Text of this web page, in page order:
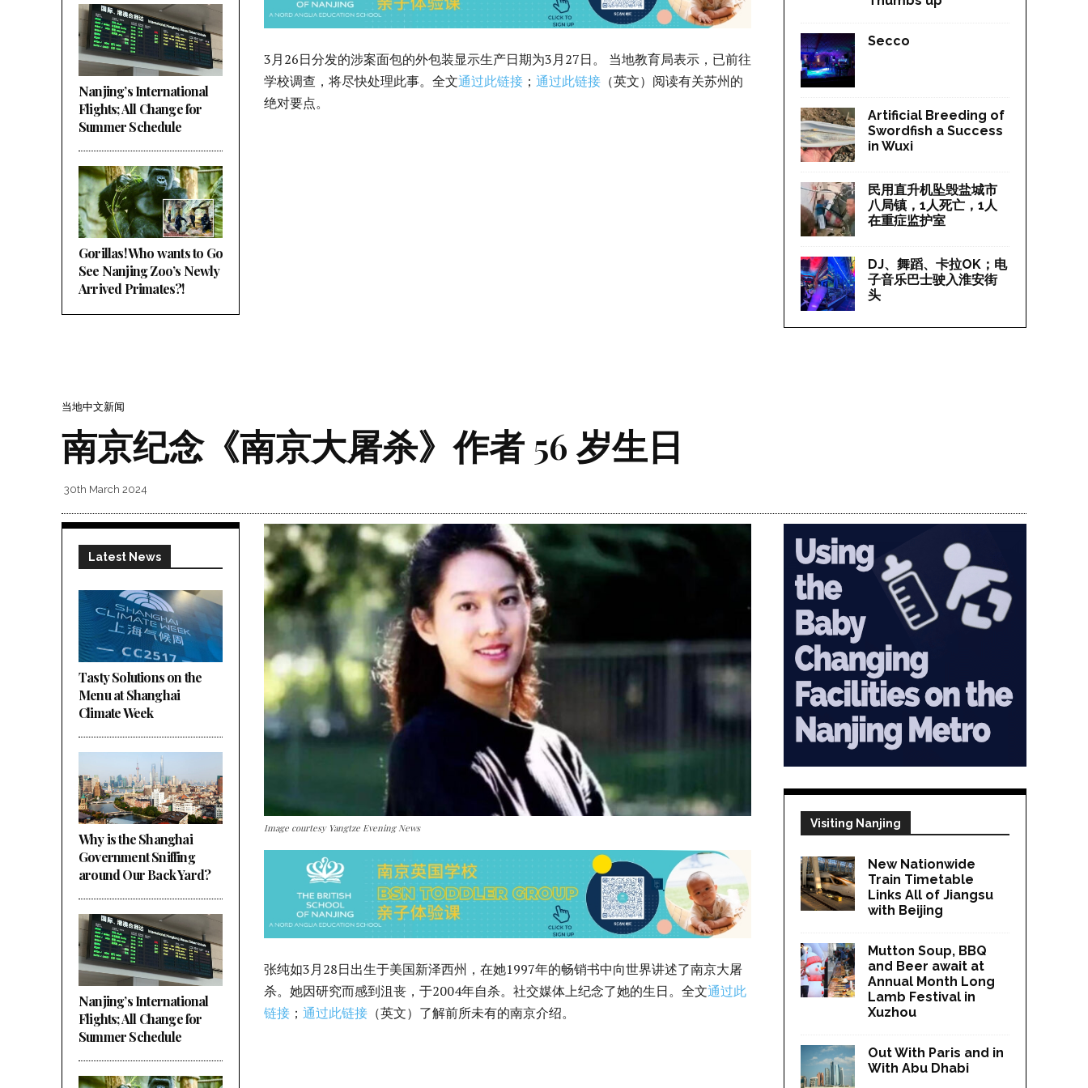
Nanjing’s International
Flights; All Change for
Summer Schedule
Gorillas! Who wants to Go
See Nanjing Zoo’s Newly
Arrived Primates?!
3月26日分发的涉案面包的外包装显示生产日期为3月27日。 当地教育局表示，已前往
学校调查，将尽快处理此事。全文通过此链接 ； 通过此链接 （英文）阅读有关苏州的
绝对要点。
Secco
Artificial Breeding of
Swordfish a Success
in Wuxi
民用直升机坠毁盐城市
八局镇，1人死亡，1人
在重症监护室
DJ、舞蹈、卡拉OK；电
子音乐巴士驶入淮安街
头